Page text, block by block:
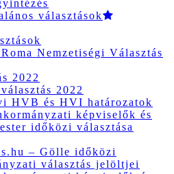
választások
Nemzetiségi Választás
2022
2022
HVB és HVI határozatok
képviselők és
időközi választása
– Gölle időközi
választás jelöltjei